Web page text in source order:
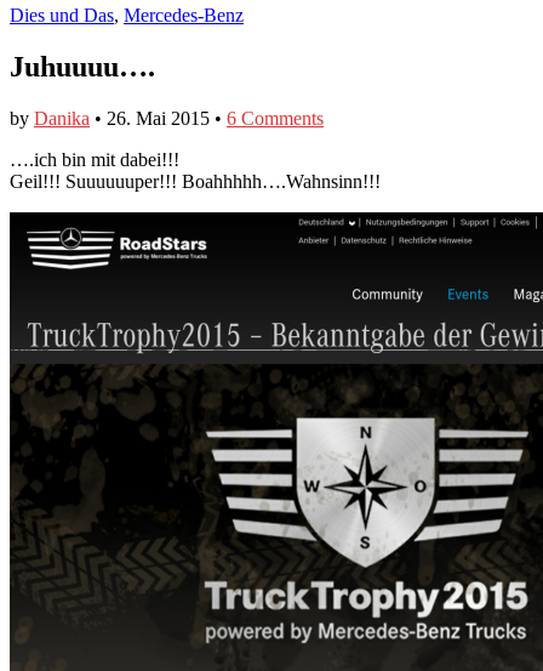
Dies und Das, Mercedes-Benz
Juhuuuu….
by Danika • 26. Mai 2015 • 6 Comments
….ich bin mit dabei!!!
Geil!!! Suuuuuuper!!! Boahhhhh….Wahnsinn!!!